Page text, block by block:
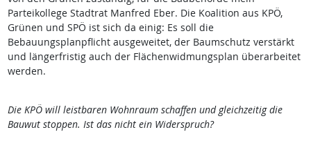
Parteikollege Stadtrat Manfred Eber. Die Koalition aus KPÖ,
Grünen und SPÖ ist sich da einig: Es soll die
Bebauungsplanpflicht ausgeweitet, der Baumschutz verstärkt
und längerfristig auch der Flächenwidmungsplan überarbeitet
werden.
Die KPÖ will leistbaren Wohnraum schaffen und gleichzeitig die
Bauwut stoppen. Ist das nicht ein Widerspruch?